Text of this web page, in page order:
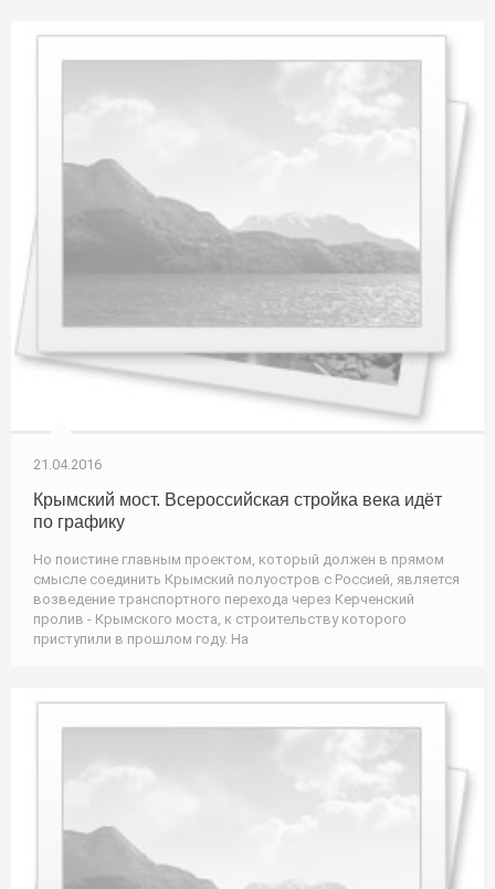
21.04.2016
Крымский мост. Всероссийская стройка века идёт
по графику
Но поистине главным проектом, который должен в прямом
смысле соединить Крымский полуостров с Россией, является
возведение транспортного перехода через Керченский
пролив - Крымского моста, к строительству которого
приступили в прошлом году. На